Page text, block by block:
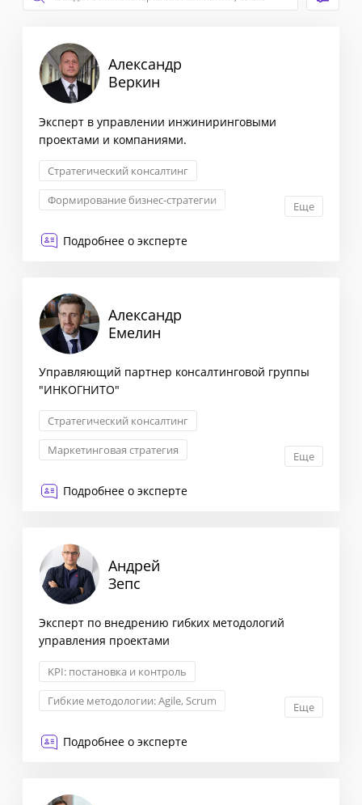
Александр
Веркин
Эксперт в управлении инжиниринговыми
проектами и компаниями.
Стратегический консалтинг
Формирование бизнес-стратегии
Еще
Подробнее о эксперте
Александр
Емелин
Управляющий партнер консалтинговой группы
"ИНКОГНИТО"
Стратегический консалтинг
Маркетинговая стратегия
Еще
Подробнее о эксперте
Андрей
Зепс
Эксперт по внедрению гибких методологий
управления проектами
KPI: постановка и контроль
Гибкие методологии: Agile, Scrum
Еще
Подробнее о эксперте